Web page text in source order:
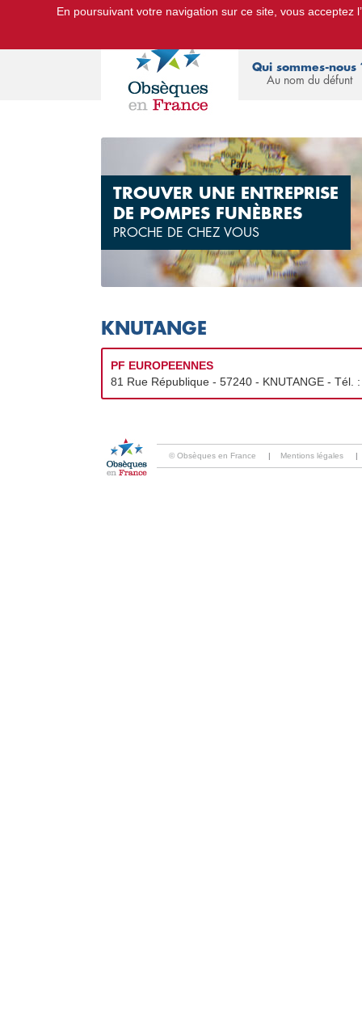
Le Portail d'Informations Obsèques :devis
Qui sommes-nous
Au nom du défunt
TROUVER UNE ENTREPRISE
DE POMPES FUNÈBRES
PROCHE DE CHEZ VOUS
KNUTANGE
PF EUROPEENNES
81 Rue République - 57240 - KNUTANGE - Tél.
© Obsèques en France | Mentions légales |
En poursuivant votre navigation sur ce site, vous